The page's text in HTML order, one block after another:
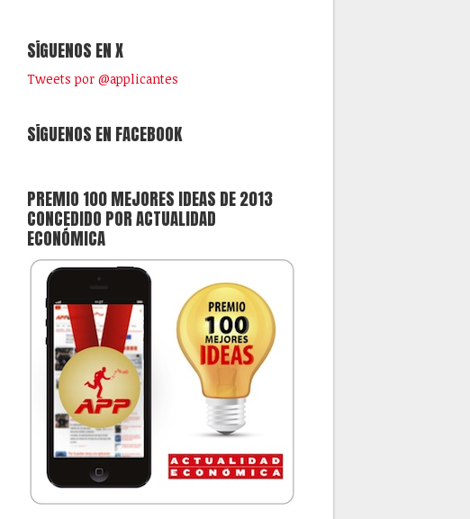
SÍGUENOS EN X
Tweets por @applicantes
SÍGUENOS EN FACEBOOK
PREMIO 100 MEJORES IDEAS DE 2013
CONCEDIDO POR ACTUALIDAD
ECONÓMICA